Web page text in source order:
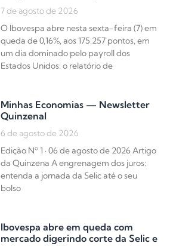
7 de agosto de 2026
O Ibovespa abre nesta sexta-feira (7) em
queda de 0,16%, aos 175.257 pontos, em
um dia dominado pelo payroll dos
Estados Unidos: o relatório de
Minhas Economias — Newsletter
Quinzenal
6 de agosto de 2026
Edição Nº 1 · 06 de agosto de 2026 Artigo
da Quinzena A engrenagem dos juros:
entenda a jornada da Selic até o seu
bolso
Ibovespa abre em queda com
mercado digerindo corte da Selic e